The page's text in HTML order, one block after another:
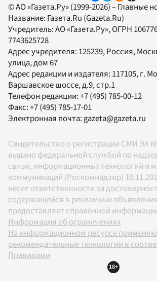
© АО «Газета.Ру» (1999-2026) – Главные
Название: Газета.Ru (Gazeta.Ru)
Учредитель:АО «Газета.Ру», ОГРН
7743625728
Адрес учредителя: 125239, Россия,
улица, дом 67
Адрес редакции и издателя: 117105, г.
Варшавское шоссе, д.9, стр.1
Телефон редакции:+7 (495) 785-00-12
Факс:+7 (495) 785-17-01
Электронная почта: gazeta@gazeta.ru
Свидетельство о регистрации СМИ Эл
выдано федеральной службой по
связи, информационных технологий и
коммуникаций (Роскомнадзор)
несет ответственности за
содержащейся в рекламных
предоставляет справочной
Информация об ограничениях
На информационном ресурсе
рекомендательные технологии в
Правилами
18+